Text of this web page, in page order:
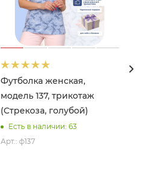
Футболка женская,
модель 137, трикотаж
(Стрекоза, голубой)
Есть в наличии: 63
Арт.: ф137